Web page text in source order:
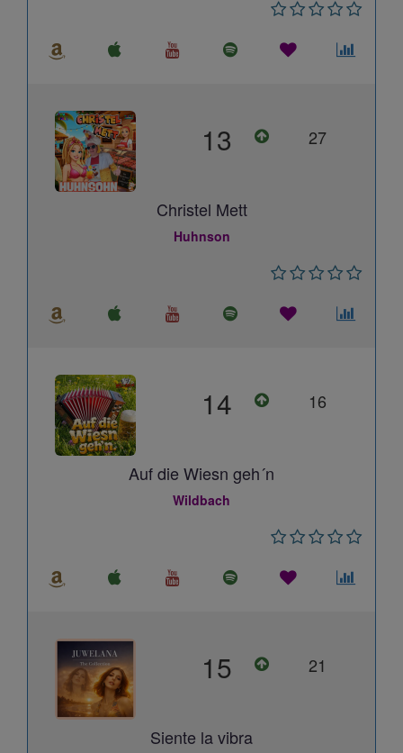
13 27
Christel Mett
Huhnson
14 16
Auf die Wiesn geh´n
Wildbach
15 21
Siente la vibra